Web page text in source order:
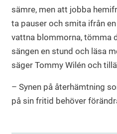
sämre, men att jobba
ta pauser och smita ifrån
vattna blommorna, tömma
sängen en stund och läsa
säger Tommy Wilén och
– Synen på återhämtning
på sin fritid behöver